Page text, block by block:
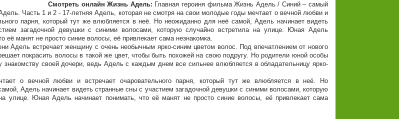
Смотреть онлайн Жизнь Адель: Главная героиня фильма Жизнь Адель / Синий – самый
Часть 1 и 2 - 17-летняя Адель, которая не смотря на свои молодые годы мечтает о вечной любви и
парня, который тут же влюбляется в неё. Но неожиданно для неё самой, Адель начинает видеть
загадочной девушки с синими волосами, которую случайно встретила на улице. Юная Адель
её манят не просто синие волосы, её привлекает сама незнакомка.
Адель встречает женщину с очень необычным ярко-синим цветом волос. Под впечатлением от нового
покрасить волосы в такой же цвет, чтобы быть похожей на свою подругу. Но родители юной особы
знакомству своей дочери, ведь Адель с каждым днем все сильнее влюбляется в обладательницу ярко-
о вечной любви и встречает очаровательного парня, который тут же влюбляется в неё. Но
Адель начинает видеть странные сны с участием загадочной девушки с синими волосами, которую
улице. Юная Адель начинает понимать, что её манят не просто синие волосы, её привлекает сама